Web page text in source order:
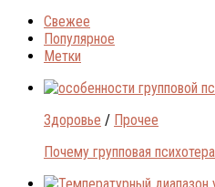
Свежее
Популярное
Метки
Здоровье / Прочее
Почему групповая